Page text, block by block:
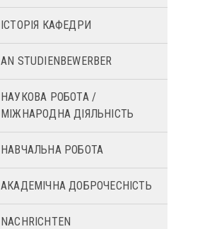
ІСТОРІЯ КАФЕДРИ
AN STUDIENBEWERBER
НАУКОВА РОБОТА /
МІЖНАРОДНА ДІЯЛЬНІСТЬ
НАВЧАЛЬНА РОБОТА
АКАДЕМІЧНА ДОБРОЧЕСНІСТЬ
NACHRICHTEN